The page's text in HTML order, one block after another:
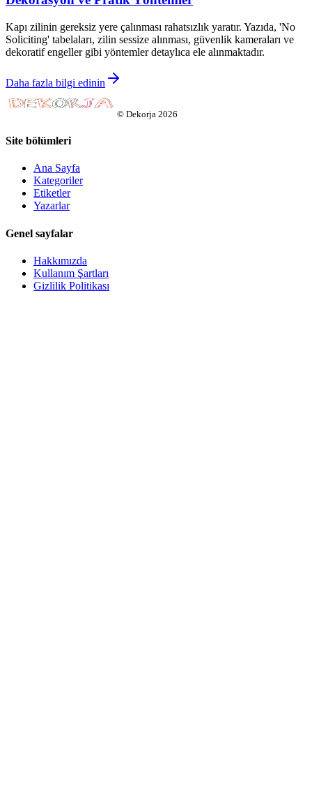
Kapı zilinin gereksiz yere çalınması rahatsızlık yaratır. Yazıda, 'No
Soliciting' tabelaları, zilin sessize alınması, güvenlik kameraları ve
dekoratif engeller gibi yöntemler detaylıca ele alınmaktadır.
Daha fazla bilgi edinin
© Dekorja 2026
Site bölümleri
Ana Sayfa
Kategoriler
Etiketler
Yazarlar
Genel sayfalar
Hakkımızda
Kullanım Şartları
Gizlilik Politikası